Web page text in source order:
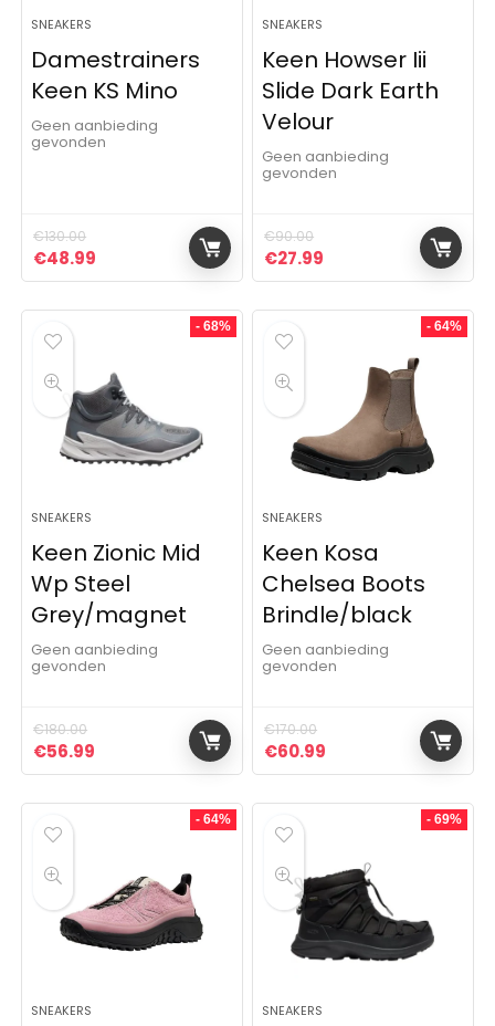
SNEAKERS
Damestrainers
Keen KS Mino
Geen aanbieding
gevonden
€130.00
Oorspronkelijke prijs was: €130.00.
€48.99 Huidige prijs is: €48.99.
SNEAKERS
Keen Howser Iii
Slide Dark Earth
Velour
Geen aanbieding
gevonden
€90.00
Oorspronkelijke prijs
€27.99 Huidige prijs is:
- 68%
SNEAKERS
Keen Zionic Mid
Wp Steel
Grey/magnet
Geen aanbieding
gevonden
€180.00
Oorspronkelijke prijs was: €180.00.
€56.99 Huidige prijs is: €56.99.
- 64%
SNEAKERS
Keen Kosa
Chelsea Boots
Brindle/black
Geen aanbieding
gevonden
€170.00
Oorspronkelijke prijs was:
€60.99 Huidige prijs is:
- 64%
SNEAKERS
- 69%
SNEAKERS